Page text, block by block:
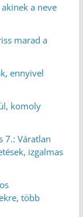
a neve
marad a
ennyivel
komoly
7.: Váratlan
izgalmas
több